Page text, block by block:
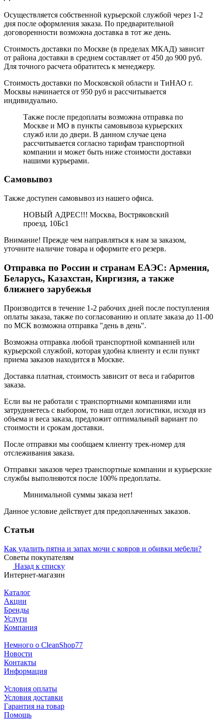
Осуществляется собственной курьерской службой через 1-2
дня после оформления заказа. По предварительной
договоренности возможна доставка в тот же день.
Стоимость доставки по Москве (в пределах МКАД) зависит
от района доставки в среднем составляет от 450 до 900 руб.
Для точного расчета обратитесь к менеджеру.
Стоимость доставки по Московской области и ТиНАО г.
Москвы начинается от 950 руб и рассчитывается
индивидуально.
Также после предоплаты возможна отправка по
Москве и МО в пункты самовывоза курьерских
служб или до двери. В данном случае цена
рассчитывается согласно тарифам транспортной
компании и может быть ниже стоимости доставки
нашими курьерами.
Самовывоз
Также доступен самовывоз из нашего офиса.
НОВЫЙ АДРЕС!!! Москва, Востряковский
проезд, 10Бс1
Внимание! Прежде чем направляться к нам за заказом,
уточните наличие товара и оформите его резерв.
Отправка по России и странам ЕАЭС: Армения,
Беларусь, Казахстан, Киргизия, а также
ближнего зарубежья
Производится в течение 1-2 рабочих дней после поступления
оплаты заказа, также по согласованию и оплате заказа до 11-00
по МСК возможна отправка "день в день".
Возможна отправка любой транспортной компанией или
курьерской службой, которая удобна клиенту и если пункт
приема заказов находится в Москве.
Доставка платная, стоимость зависит от веса и габаритов
заказа.
Если вы не работали с транспортными компаниями или
затрудняетесь с выбором, то наш отдел логистики, исходя из
объема и веса заказа, предложит оптимальный вариант по
стоимости и срокам доставки.
После отправки мы сообщаем клиенту трек-номер для
отслеживания заказа.
Отправки заказов через транспортные компании и курьерские
службы выполняются после 100% предоплаты.
Минимальной суммы заказа нет!
Данное условие действует для предоплаченных заказов.
Статьи
Как удалить пятна и запах мочи с ковров и обивки мебели?
Советы покупателям
Назад к списку
Интернет-магазин
Каталог
Акции
Бренды
Услуги
Компания
Немного о CleanShop77
Новости
Контакты
Информация
Условия оплаты
Условия доставки
Гарантия на товар
Помощь